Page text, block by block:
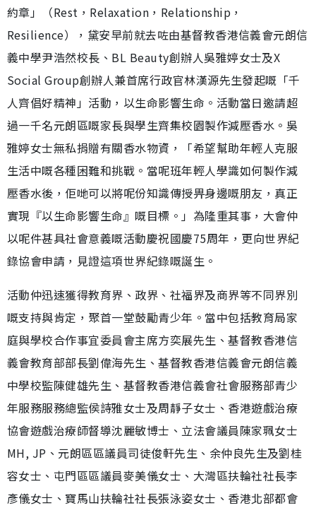
約章」（Rest，Relaxation，Relationship，
Resilience），黛安早前就去咗由基督教香港信義會元朗信
義中學尹浩然校長、BL Beauty創辦人吳雅婷女士及X
Social Group創辦人兼首席行政官林漢源先生發起嘅「千
人齊倡好精神」活動，以生命影響生命。活動當日邀請超
過一千名元朗區嘅家長與學生齊集校園製作減壓香水。吳
雅婷女士無私捐贈有關香水物資，「希望幫助年輕人克服
生活中嘅各種困難和挑戰。當呢班年輕人學識如何製作減
壓香水後，佢哋可以將呢份知識傳授畀身邊嘅朋友，真正
實現『以生命影響生命』嘅目標。」為隆重其事，大會仲
以呢件甚具社會意義嘅活動慶祝國慶75周年，更向世界紀
錄協會申請，見證這項世界紀錄嘅誕生。
活動仲迅速獲得教育界、政界、社福界及商界等不同界別
嘅支持與肯定，聚首一堂鼓勵青少年。當中包括教育局家
庭與學校合作事宜委員會主席方奕展先生、基督教香港信
義會教育部部長劉偉海先生、基督教香港信義會元朗信義
中學校監陳健雄先生、基督教香港信義會社會服務部青少
年服務服務總監侯詩雅女士及周靜子女士、香港遊戲治療
協會遊戲治療師督導沈麗敏博士、立法會議員陳家珮女士
MH, JP、元朗區區議員司徒俊軒先生、余仲良先生及劉桂
容女士、屯門區區議員麥美儀女士、大灣區扶輪社社長李
彥儀女士、寶馬山扶輪社社長張泳姿女士、香港北部都會